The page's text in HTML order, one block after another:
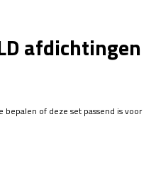
afdichtingen
of deze set passend is voor